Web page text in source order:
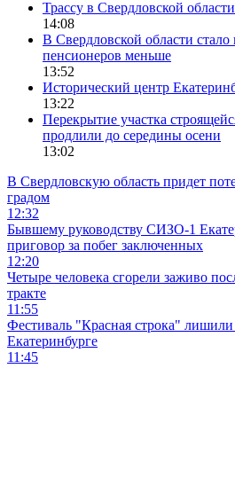
Трассу в Свердловской
14:08
В Свердловской области
пенсионеров меньше
13:52
Исторический центр
13:22
Перекрытие участка
продлили до середины осени
13:02
В Свердловскую область придет
градом
12:32
Бывшему руководству СИЗО-1
приговор за побег заключенных
12:20
Четыре человека сгорели заживо
тракте
11:55
Фестиваль "Красная строка"
Екатеринбурге
11:45